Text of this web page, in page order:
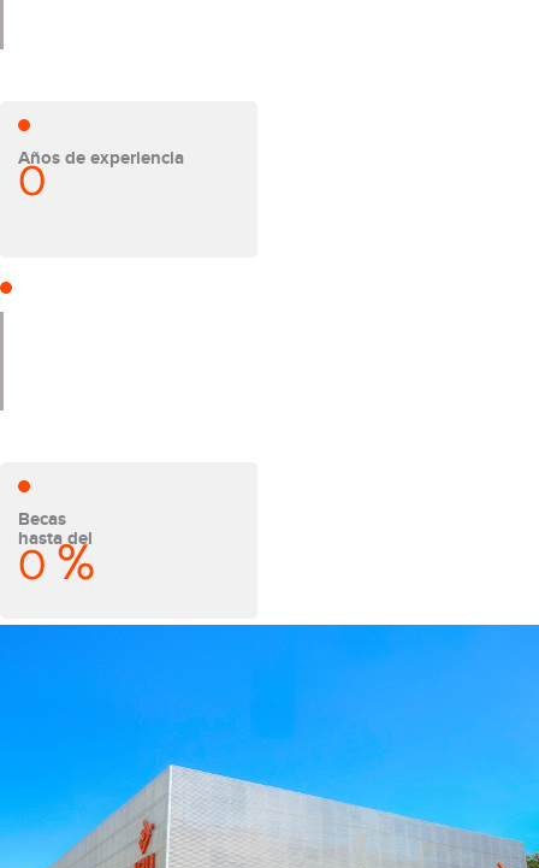
Años de experiencia
0
Becas
hasta del
0 %